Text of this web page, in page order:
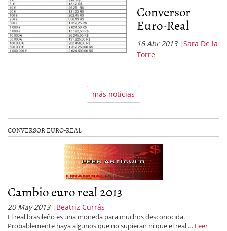
Conversor
Euro-Real
16 Abr 2013
Sara De la
Torre
más noticias
CONVERSOR EURO-REAL
Cambio euro real 2013
20 May 2013 Beatriz Currás
El real brasileño es una moneda para muchos desconocida.
Probablemente haya algunos que no supieran ni que el real … Leer